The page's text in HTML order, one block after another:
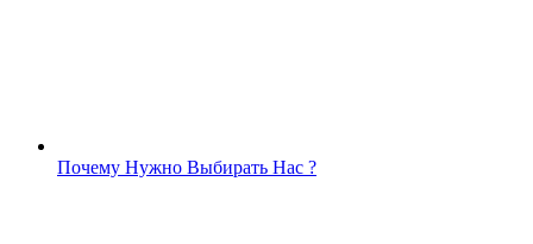
Почему Нужно Выбирать Нас ?